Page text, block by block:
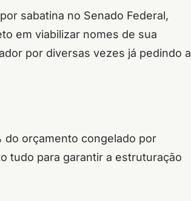
sabatina no Senado Federal,
em viabilizar nomes de sua
por diversas vezes já pedindo a
do orçamento congelado por
tudo para garantir a estruturação